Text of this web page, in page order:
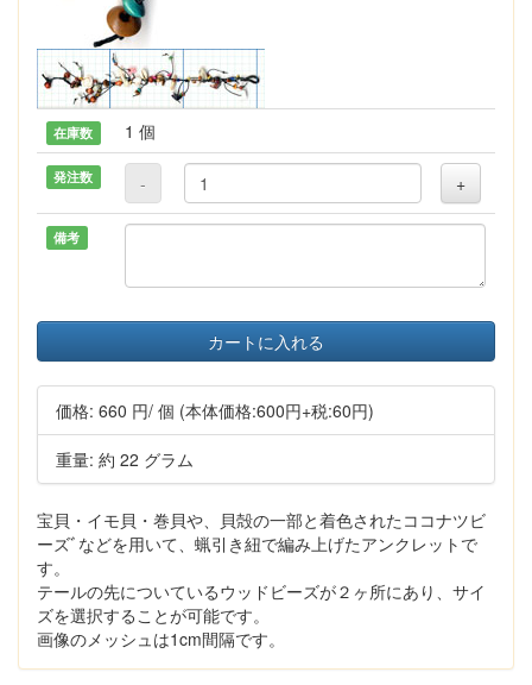
在庫数 1 個
発注数 - +
備考
カートに入れる
価格: 660 円/ 個 (本体価格:600円+税:60円)
重量: 約 22 グラム
宝貝・イモ貝・巻貝や、貝殻の一部と着色されたココナツビ
ーズﾞなどを用いて、蝋引き紐で編み上げたアンクレットで
す。
テールの先についているウッドビーズが２ヶ所にあり、サイ
ズを選択することが可能です。
画像のメッシュは1cm間隔です。